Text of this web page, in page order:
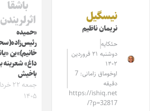
نیسگیل
نریمان ناظیم
حئکایه
دوشنبه ۲۱ فروردین
۱۴۰۲
اوخوماق زامانی: 7
دقیقه
https://ishiq.net
/?p=32817
باشقا
اثرلریندن
«حمیده
رئیس‌زاده(سحر
خانیم)»ین
داغ» شعرینه
باخیش
جمعه ۲۲ خرداد
۱۴۰۵